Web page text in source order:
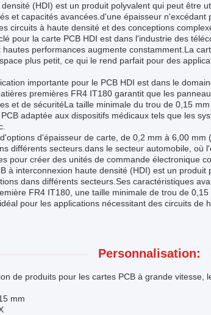
(HDI) est un produit polyvalent qui peut être
et capacités avancées.d'une épaisseur
circuits à haute densité et des conceptions
pour la carte PCB HDI est dans l'industrie des
performances augmente constamment.La
plus petit, ce qui le rend parfait pour des
importante pour le PCB HDI est dans le
premières FR4 IT180 garantit que les
et de sécuritéLa taille minimale du trou de 0,15
adaptée aux dispositifs médicaux tels que les
d'épaisseur de carte, de 0,2 mm à 6,00
différents secteurs.dans le secteur automobile, où
pour créer des unités de commande électronique
à interconnexion haute densité (HDI) est un
dans différents secteurs.Ses caractéristiques
FR4 IT180, une taille minimale de trou de
pour les applications nécessitant des circuits de
Personnalisation:
de produits pour les cartes PCB à grande vitesse,
mm